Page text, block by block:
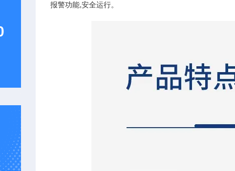
报警功能,安全运行。